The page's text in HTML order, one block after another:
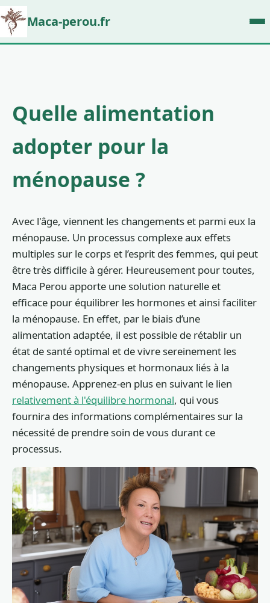
Maca-perou.fr
Quelle alimentation
adopter pour la
ménopause ?
Avec l'âge, viennent les changements et parmi eux la
ménopause. Un processus complexe aux effets
multiples sur le corps et l’esprit des femmes, qui peut
être très difficile à gérer. Heureusement pour toutes,
Maca Perou apporte une solution naturelle et
efficace pour équilibrer les hormones et ainsi faciliter
la ménopause. En effet, par le biais d’une
alimentation adaptée, il est possible de rétablir un
état de santé optimal et de vivre sereinement les
changements physiques et hormonaux liés à la
ménopause. Apprenez-en plus en suivant le lien
relativement à l'équilibre hormonal, qui vous
fournira des informations complémentaires sur la
nécessité de prendre soin de vous durant ce
processus.